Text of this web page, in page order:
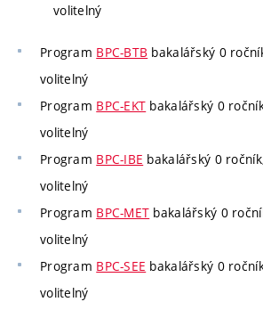
volitelný
Program BPC-BTB bakalářský 0
volitelný
Program BPC-EKT bakalářský 0
volitelný
Program BPC-IBE bakalářský 0
volitelný
Program BPC-MET bakalářský 0
volitelný
Program BPC-SEE bakalářský 0
volitelný